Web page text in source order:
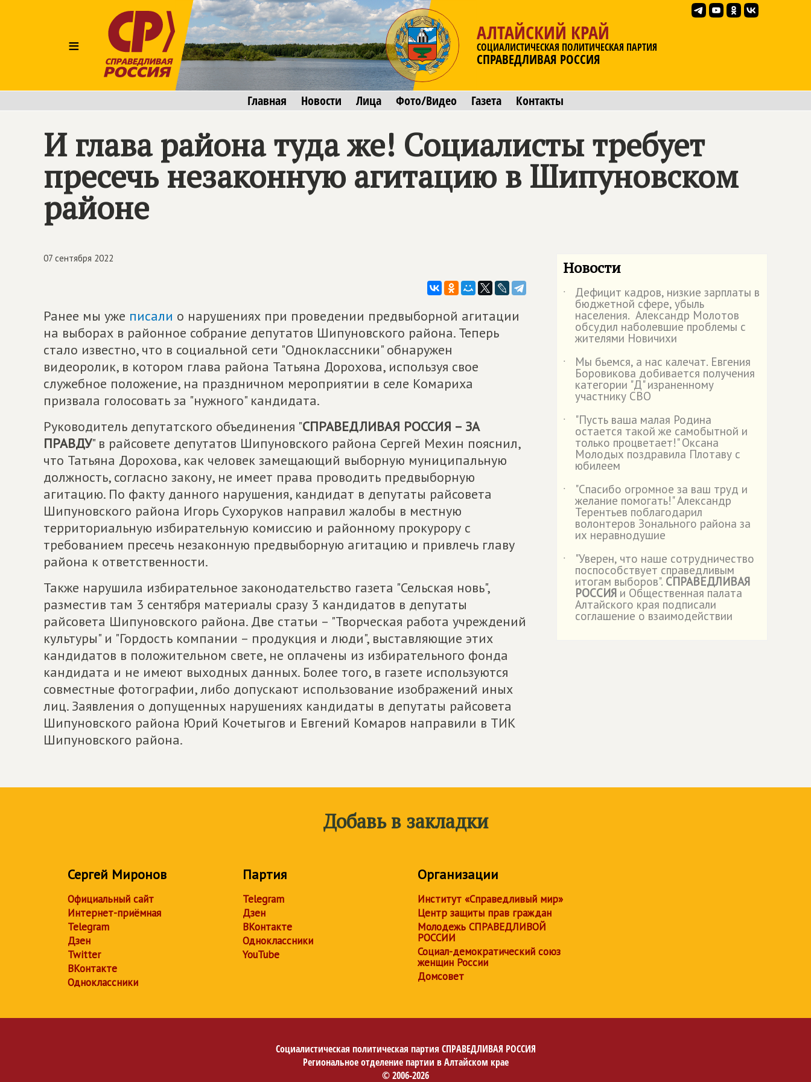
≡
АЛТАЙСКИЙ КРАЙ
СОЦИАЛИСТИЧЕСКАЯ ПОЛИТИЧЕСКАЯ ПАРТИЯ
СПРАВЕДЛИВАЯ РОССИЯ
Главная Новости Лица Фото/Видео Газета Контакты
И глава района туда же! Социалисты требует
пресечь незаконную агитацию в Шипуновском
районе
07 сентября 2022
Ранее мы уже писали о нарушениях при проведении предвыборной агитации
на выборах в районное собрание депутатов Шипуновского района. Теперь
стало известно, что в социальной сети "Одноклассники" обнаружен
видеоролик, в котором глава района Татьяна Дорохова, используя свое
служебное положение, на праздничном мероприятии в селе Комариха
призвала голосовать за "нужного" кандидата.
Руководитель депутатского объединения "СПРАВЕДЛИВАЯ РОССИЯ – ЗА
ПРАВДУ" в райсовете депутатов Шипуновского района Сергей Мехин пояснил,
что Татьяна Дорохова, как человек замещающий выборную муниципальную
должность, согласно закону, не имеет права проводить предвыборную
агитацию. По факту данного нарушения, кандидат в депутаты райсовета
Шипуновского района Игорь Сухоруков направил жалобы в местную
территориальную избирательную комиссию и районному прокурору с
требованием пресечь незаконную предвыборную агитацию и привлечь главу
района к ответственности.
Также нарушила избирательное законодательство газета "Сельская новь",
разместив там 3 сентября материалы сразу 3 кандидатов в депутаты
райсовета Шипуновского района. Две статьи – "Творческая работа учреждений
культуры" и "Гордость компании – продукция и люди", выставляющие этих
кандидатов в положительном свете, не оплачены из избирательного фонда
кандидата и не имеют выходных данных. Более того, в газете используются
совместные фотографии, либо допускают использование изображений иных
лиц. Заявления о допущенных нарушениях кандидаты в депутаты райсовета
Шипуновского района Юрий Кочетыгов и Евгений Комаров направили в ТИК
Шипуновского района.
Новости
˙ Дефицит кадров, низкие зарплаты в
бюджетной сфере, убыль
населения. Александр Молотов
обсудил наболевшие проблемы с
жителями Новичихи
˙
Мы бьемся, а нас калечат. Евгения
Боровикова добивается получения
категории "Д" израненному
участнику СВО
˙
"Пусть ваша малая Родина
остается такой же самобытной и
только процветает!" Оксана
Молодых поздравила Плотаву с
юбилеем
˙
"Спасибо огромное за ваш труд и
желание помогать!" Александр
Терентьев поблагодарил
волонтеров Зонального района за
их неравнодушие
˙
"Уверен, что наше сотрудничество
поспособствует справедливым
итогам выборов". СПРАВЕДЛИВАЯ
РОССИЯ и Общественная палата
Алтайского края подписали
соглашение о взаимодействии
Добавь в закладки
Сергей Миронов
Официальный сайт
Интернет-приёмная
Telegram
Дзен
Twitter
ВКонтакте
Одноклассники
Партия
Telegram
Дзен
ВКонтакте
Одноклассники
YouTube
Организации
Институт «Справедливый мир»
Центр защиты прав граждан
Молодежь СПРАВЕДЛИВОЙ
РОССИИ
Социал-демократический союз
женщин России
Домсовет
Социалистическая политическая партия СПРАВЕДЛИВАЯ РОССИЯ
Региональное отделение партии в Алтайском крае
© 2006-2026